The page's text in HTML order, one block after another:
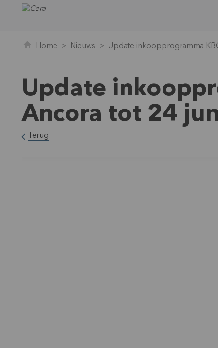
Home Nieuws Update inkoopprogramma
Update
Ancora tot 24
Terug